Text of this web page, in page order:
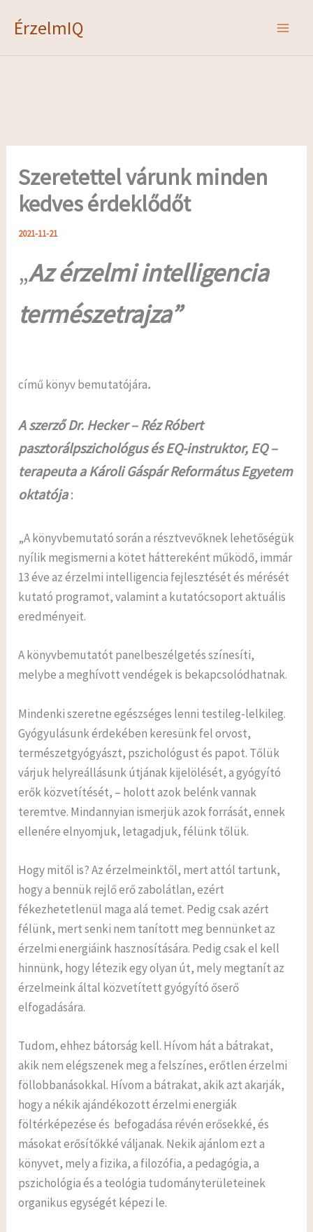
ÉrzelmIQ
Szeretettel várunk minden
kedves érdeklődőt
2021-11-21
„Az érzelmi intelligencia
természetrajza”
című könyv bemutatójára.
A szerző Dr. Hecker – Réz Róbert
pasztorálpszichológus és EQ-instruktor, EQ –
terapeuta a Károli Gáspár Református Egyetem
oktatója:
„A könyvbemutató során a résztvevőknek lehetőségük
nyílik megismerni a kötet háttereként működő, immár
13 éve az érzelmi intelligencia fejlesztését és mérését
kutató programot, valamint a kutatócsoport aktuális
eredményeit.
A könyvbemutatót panelbeszélgetés színesíti,
melybe a meghívott vendégek is bekapcsolódhatnak.
Mindenki szeretne egészséges lenni testileg-lelkileg.
Gyógyulásunk érdekében keresünk fel orvost,
természetgyógyászt, pszichológust és papot. Tőlük
várjuk helyreállásunk útjának kijelölését, a gyógyító
erők közvetítését, – holott azok belénk vannak
teremtve. Mindannyian ismerjük azok forrását, ennek
ellenére elnyomjuk, letagadjuk, félünk tőlük.
Hogy mitől is? Az érzelmeinktől, mert attól tartunk,
hogy a bennük rejlő erő zabolátlan, ezért
fékezhetetlenül maga alá temet. Pedig csak azért
félünk, mert senki nem tanított meg bennünket az
érzelmi energiáink hasznosítására. Pedig csak el kell
hinnünk, hogy létezik egy olyan út, mely megtanít az
érzelmeink által közvetített gyógyító őserő
elfogadására.
Tudom, ehhez bátorság kell. Hívom hát a bátrakat,
akik nem elégszenek meg a felszínes, erőtlen érzelmi
föllobbanásokkal. Hívom a bátrakat, akik azt akarják,
hogy a nékik ajándékozott érzelmi energiák
föltérképezése és befogadása révén erősekké, és
másokat erősítőkké váljanak. Nekik ajánlom ezt a
könyvet, mely a fizika, a filozófia, a pedagógia, a
pszichológia és a teológia tudományterületeinek
organikus egységét képezi le.